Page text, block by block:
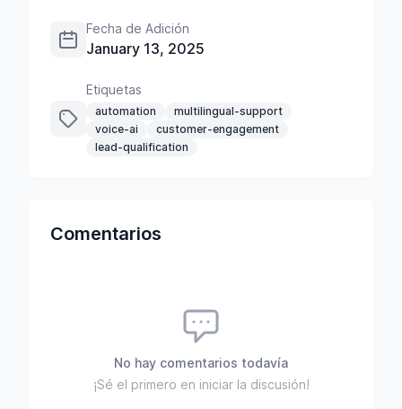
Fecha de Adición
January 13, 2025
Etiquetas
automation
multilingual-support
voice-ai
customer-engagement
lead-qualification
Comentarios
No hay comentarios todavía
¡Sé el primero en iniciar la discusión!